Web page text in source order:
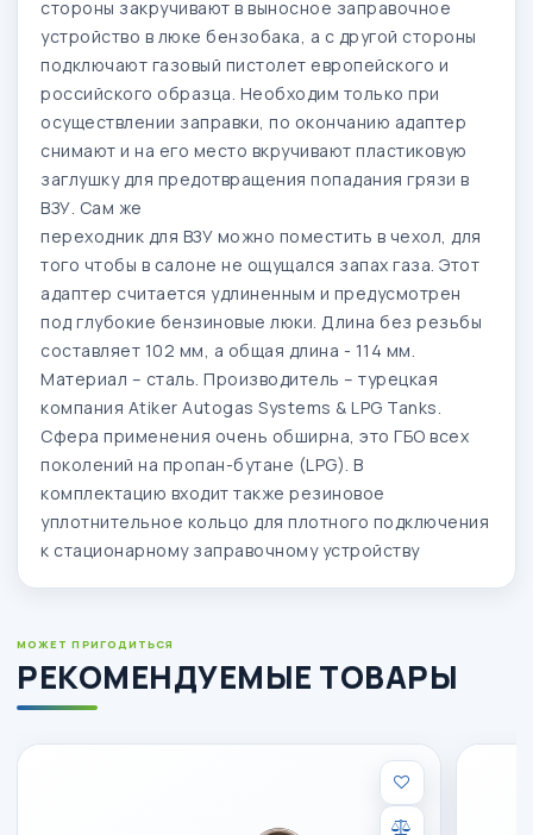
стороны закручивают в выносное заправочное
устройство в люке бензобака, а с другой стороны
подключают газовый пистолет европейского и
российского образца. Необходим только при
осуществлении заправки, по окончанию адаптер
снимают и на его место вкручивают пластиковую
заглушку для предотвращения попадания грязи в
ВЗУ. Сам же
переходник для ВЗУ можно поместить в чехол, для
того чтобы в салоне не ощущался запах газа. Этот
адаптер считается удлиненным и предусмотрен
под глубокие бензиновые люки. Длина без резьбы
составляет 102 мм, а общая длина - 114 мм.
Материал – сталь. Производитель – турецкая
компания Atiker Autogas Systems & LPG Tanks.
Сфера применения очень обширна, это ГБО всех
поколений на пропан-бутане (LPG). В
комплектацию входит также резиновое
уплотнительное кольцо для плотного подключения
к стационарному заправочному устройству
МОЖЕТ ПРИГОДИТЬСЯ
РЕКОМЕНДУЕМЫЕ ТОВАРЫ